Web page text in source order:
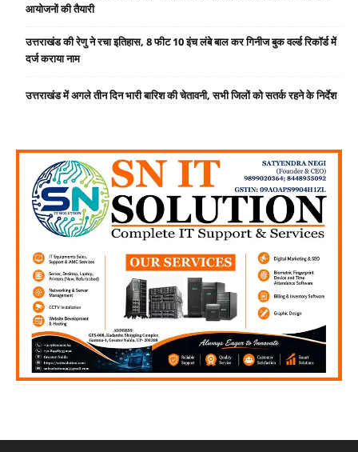
आयोजनों की तैयारी
उत्तराखंड की रेणु ने रचा इतिहास, 8 फीट 10 इंच लंबे बाल कर गिनीज बुक वर्ल्ड रिकॉर्ड में
दर्ज कराया नाम
उत्तराखंड में अगले तीन दिन भारी बारिश की चेतावनी, सभी जिलों को सतर्क रहने के निर्देश